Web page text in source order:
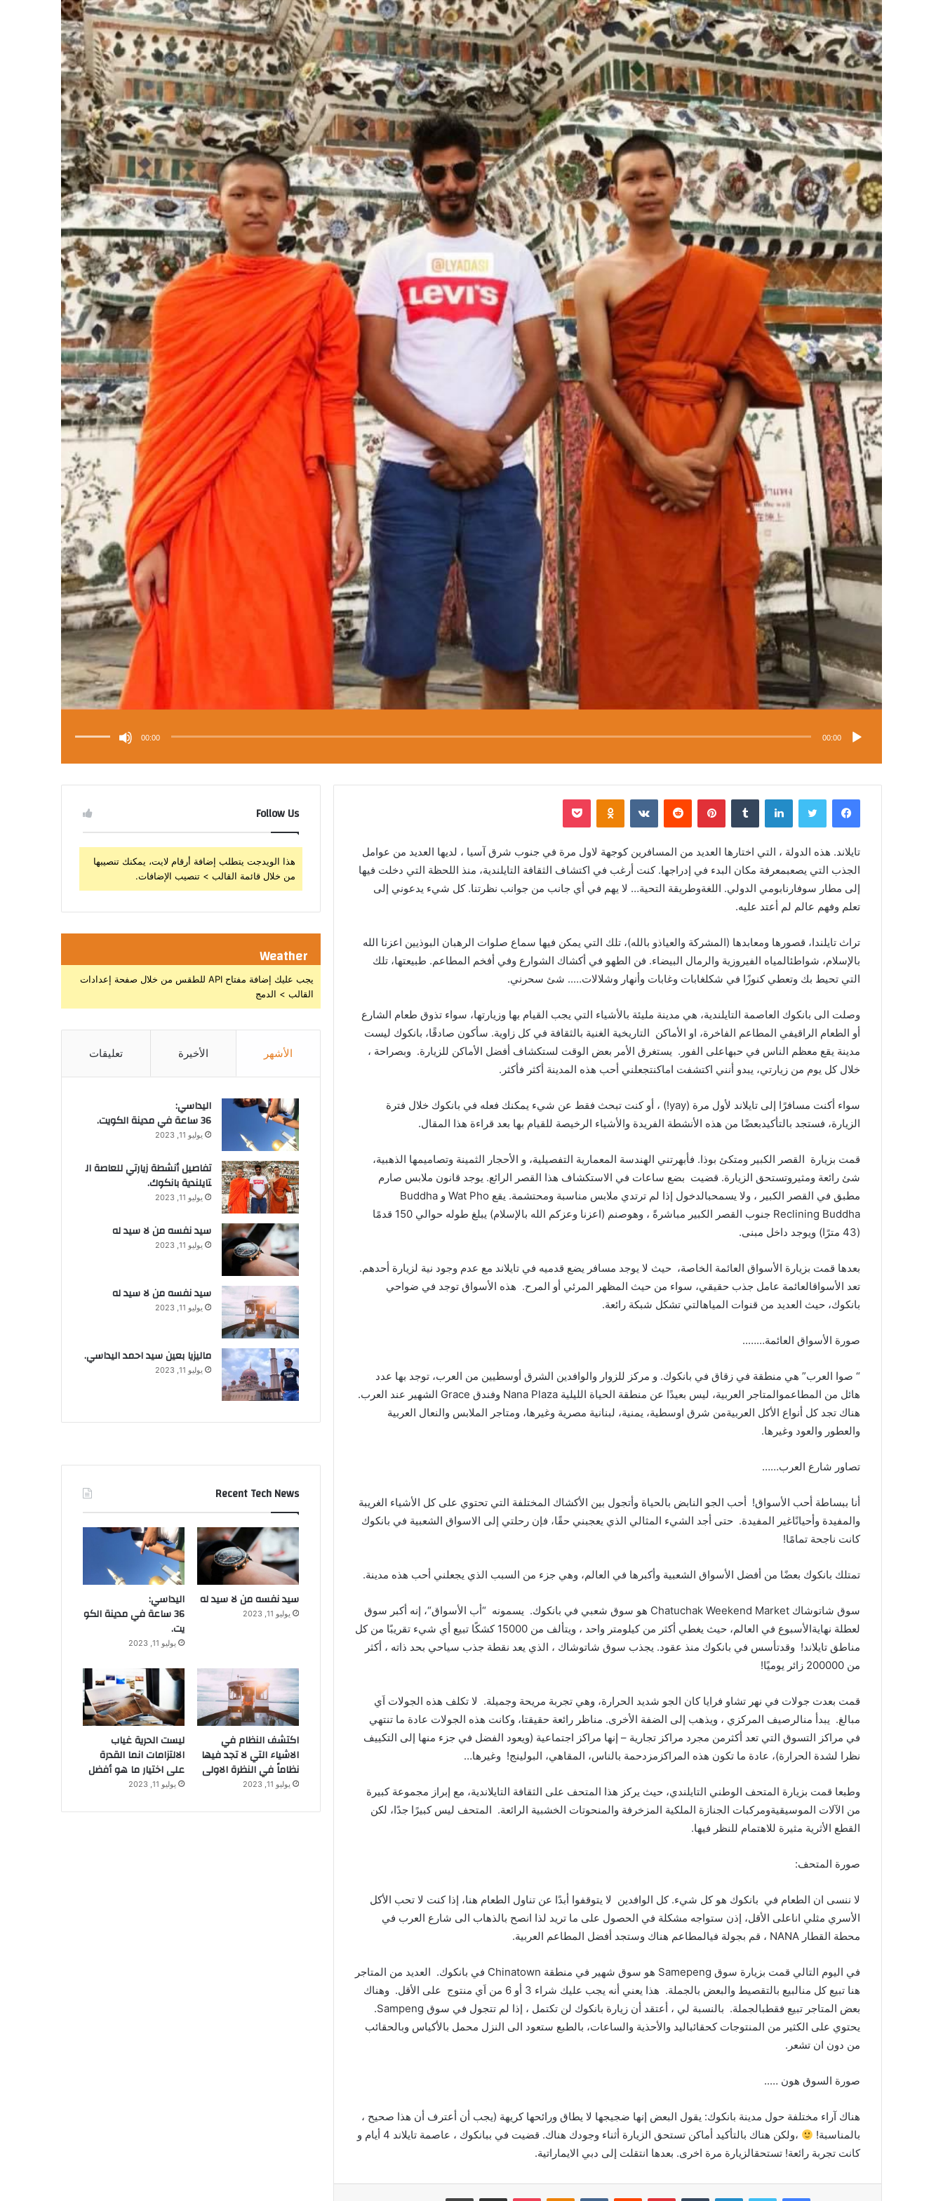
إلكترونيا
مشغل
الصوت
00:00
00:00
أعلى/
مستوى
فيسبوك لينكدإن بينتيريست
تايلاند. هذه الدولة ، التي اختارها العديد من المسافرين كوجهة لاول مرة في جنوب شرق آسيا ، لديها العديد من عوامل
الجذب التي يصعبمعرفة مكان البدء في إدراجها.كنت أرغب في اكتشاف الثقافة التايلندية، منذ اللحظة التي دخلت فيها
إلى مطار سوفارنابومي الدولي. اللغةوطريقة التحية… لا يهم في أي جانب من جوانب نظرتنا.كل شيء يدعوني إلى
تعلم وفهم عالم لم أعتد عليه.
تراث تايلندا، قصورها ومعابدها (المشركة والعياذو بالله)، تلك التي يمكن فيها سماع صلوات الرهبان البوذيين اعزنا الله
بالإسلام، شواطئالمياه الفيروزية والرمال البيضاء. فن الطهو في أكشاك الشوارع وفي أفخم المطاعم. طبيعتها، تلك
التي تحيط بك وتعطي كنوزًا في شكلغابات وغابات وأنهار وشلالات….. شئ سحرني.
وصلت الى بانكوك العاصمة التايلندية، هي مدينة مليئة بالأشياء التي يجب القيام بها وزيارتها، سواء تذوق طعام الشارع
أو الطعام الراقيفي المطاعم الفاخرة، او الأماكن التاريخية الغنية بالثقافة في كل زاوية. سأكون صادقًا، بانكوك ليست
مدينة يقع معظم الناس في حبهاعلى الفور . يستغرق الأمر بعض الوقت لستكشاف أفضل الأماكن للزيارة. وبصراحة ،
خلال كل يوم من زيارتي، يبدو أنني اكتشفت اماكنتجعلني أحب هذه المدينة أكثر فأكثر .
سواء أكنت مسافرًا إلى تايلاند لأول مرة (yay!) ، أو كنت تبحث فقط عن شيء يمكنك فعله في بانكوك خلال فترة
الزيارة، فستجد بالتأكيدبعضًا من هذه الأنشطة الفريدة والأشياء الرخيصة للقيام بها بعد قراءة هذا المقال.
قمت بزيارة القصر الكبير ومتكئ بوذا. فأبهرتني الهندسة المعمارية التفصيلية، و الأحجار الثمينة وتصاميمها الذهبية،
شئ رائعة ومثير وتستحق الزيارة. قضيت بضع ساعات في الاستكشاف هذا القصر الرائع. يوجد قانون ملابس صارم
مطبق في القصر الكبير ، ولا يسمحبالدخول إذا لم ترتدي ملابس مناسبة ومحتشمة. يقع و Buddha
Reclining Buddha جنوب القصر الكبير مباشرةً ، وهوصنم (اعزنا وعزكم الله بالإسلام) يبلغ طوله حوالي
قدمًا
(43
مترًا) ويوجد داخل مبنى.
بعدها قمت بزيارة الأسواق العائمة الخاصة، حيث لا يوجد مسافر يضع قدميه في تايلاند مع عدم وجود نية لزيارة أحدهم.
تعد الأسواقالعائمة عامل جذب حقيقي، سواء من حيث المظهر المرئي أو المرح. هذه الأسواق توجد في ضواحي
بانكوك، حيث العديد من قنوات المياهالتي تشكل شبكة رائعة.
صورة الأسواق العائمة……..
“ صوا العرب” هي منطقة في زقاق في بانكوك. و مركز للزوار والوافدين الشرق أوسطيين من العرب، توجد بها عدد
هائل من المطاعموالمتاجر العربية، ليس بعيدًا عن منطقة الحياة الليلية وفندق الشهير عند العرب.
هناك تجد كل أنواع الأكل العربيةمن شرق اوسطية، يمنية، لبنانية مصرية وغيرها، ومتاجر الملابس والنعال العربية
والعطور والعود وغيرها.
تصاور شارع العرب……
أنا ببساطة أحب الأسواق! أحب الجو النابض بالحياة وأتجول بين الأكشاك المختلفة التي تحتوي على كل الأشياء الغريبة
والمفيدة وأحيانًاغير المفيدة. حتى أجد الشيء المثالي الذي يعجبني حقًا، فإن رحلتي إلى الاسواق الشعبية في بانكوك
كانت ناجحة تمامًا!
تمتلك بانكوك بعضًا من أفضل الأسواق الشعبية وأكبرها في العالم، وهي جزء من السبب الذي يجعلني أحب هذه مدينة.
سوق شاتوشاك هو سوق شعبي في بانكوك. يسمونه “أب الأسواق“، إنه أكبر سوق
لعطلة نهايةالأسبوع في العالم، حيث يغطي أكثر من كيلومتر واحد ، ويتألف من كشكًا تبيع أي شيء تقريبًا من كل
مناطق تايلاند! وقدتأسس في بانكوك منذ عقود. يجذب سوق شاتوشاك ، الذي يعد نقطة جذب سياحي بحد ذاته ، أكثر
من
زائر يوميًا!
قمت بعدت جولات في نهر تشاو فرايا كان الجو شديد الحرارة، وهي تجربة مريحة وجميلة. لا تكلف هذه الجولات اَي
مبالغ. يبدأ منالرصيف المركزي ، ويذهب إلى الضفة الأخرى. مناظر رائعة حقيقتا، وكانت هذه الجولات عادة ما تنتهي
في مراكز التسوق التي تعد أكثر من مجرد مراكز تجارية – إنها مراكز اجتماعية (ويعود الفضل في جزء منها إلى التكييف
نظرا لشدة الحرارة)، عادة ما تكون هذه المراكز مزدحمة بالناس، المقاهي، البولينج! وغيرها…
وطبعا قمت بزيارة المتحف الوطني التايلندي، حيث يركز هذا المتحف على الثقافة التايلاندية، مع إبراز مجموعة كبيرة
من الآلات الموسيقيةومركبات الجنازة الملكية المزخرفة والمنحوتات الخشبية الرائعة. المتحف ليس كبيرًا جدًا، لكن
القطع الأثرية مثيرة للاهتمام للنظر فيها.
صورة المتحف:
لا ننسى ان الطعام في بانكوك هو كل شيء.كل الوافدين لا يتوقفوا أبدًا عن تناول الطعام هنا، إذا كنت لا تحب الأكل
الأسري مثلي اناعلى الأقل، إذن ستواجه مشكلة في الحصول على ما تريد لذا انصح بالذهاب الى شارع العرب في
محطة القطار ، قم بجولة فيالمطاعم هناك وستجد أفضل المطاعم العربية.
في اليوم التالي قمت بزيارة سوق هو سوق شهير في منطقة في بانكوك. العديد من المتاجر
هنا تبيع كل منالبيع بالتقصيط والبعض بالجملة. هذا يعني أنه يجب عليك شراء أو من اَي منتوج على الأقل. وهناك
بعض المتاجر تبيع فقطبالجملة. بالنسبة لي ، أعتقد أن زيارة بانكوك لن تكتمل ، إذا لم تتجول في سوق
يحتوي على الكثير من المنتوجات كحقائباليد والأحذية والساعات، بالطبع ستعود الى النزل محمل بالأكياس وبالحقائب
من دون ان تشعر .
صورة السوق هون …..
هناك آراء مختلفة حول مدينة بانكوك: يقول البعض إنها ضجيجها لا يطاق ورائحها كريهة (يجب أن أعترف أن هذا صحيح ،
بالمناسبة! ،ولكن هناك بالتأكيد أماكن تستحق الزيارة أثناء وجودك هناك. قضيت في ببانكوك ، عاصمة تايلاند أيام و
كانت تجربة رائعة! تستحقالزيارة مرة اخرى. بعدها انتقلت إلى دبي الايماراتية.
فيسبوك لينكدإن بينتيريست بوكيت
Follow Us
هذا الويدجت يتطلب إضافة أرقام لايت، يمكنك تنصيبها
من خلال قائمة القالب > تنصيب الإضافات.
Weather
يجب عليك إضافة مفتاح API للطقس من خلال صفحة إعدادات
القالب > الدمج
الأشهر الأخيرة تعليقات
اليداسي:
36 ساعة في مدينة الكويت.
يوليو 11, 2023
تفاصيل أنشطة زيارتي للعاصة ال
تايلندية بانكوك.
يوليو 11, 2023
سيد نفسه من لا سيد له
يوليو 11, 2023
سيد نفسه من لا سيد له
يوليو 11, 2023
ماليزيا بعين سيد احمد اليداسي.
يوليو 11, 2023
Recent Tech News
سيد نفسه من لا سيد له
يوليو 11, 2023
اليداسي:
36 ساعة في مدينة الكو
يت.
يوليو 11, 2023
اكتشف النظام في
الاشياء التي لا تجد فيها
نظاماً في النظرة الاولى
يوليو 11, 2023
ليست الحرية غياب
الالتزامات انما القدرة
على اختيار ما هو أفضل
يوليو 11, 2023